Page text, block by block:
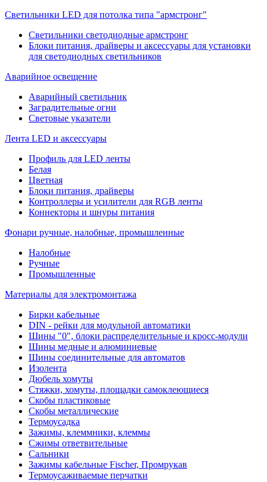
Светильники LED для потолка типа "армстронг"
Светильники светодиодные армстронг
Блоки питания, драйверы и аксессуары для установки
для светодиодных светильников
Аварийное освещение
Аварийный светильник
Заградительные огни
Световые указатели
Лента LED и аксессуары
Профиль для LED ленты
Белая
Цветная
Блоки питания, драйверы
Контроллеры и усилители для RGB ленты
Коннекторы и шнуры питания
Фонари ручные, налобные, промышленные
Налобные
Ручные
Промышленные
Материалы для электромонтажа
Бирки кабельные
DIN - рейки для модульной автоматики
Шины "0", блоки распределительные и кросс-модули
Шины медные и алюминиевые
Шины соединительные для автоматов
Изолента
Дюбель хомуты
Стяжки, хомуты, площадки самоклеющиеся
Скобы пластиковые
Скобы металлические
Термоусадка
Зажимы, клеммники, клеммы
Сжимы ответвительные
Сальники
Зажимы кабельные Fischer, Промрукав
Термоусаживаемые перчатки